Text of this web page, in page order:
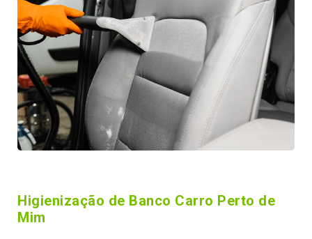
Higienização de Banco Carro Perto de
Mim